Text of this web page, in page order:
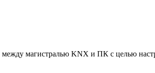
магистралью KNX и ПК с целью